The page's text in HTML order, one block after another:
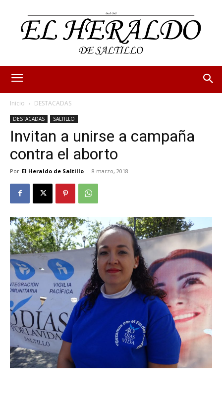
Inicio DESTACADAS
DESTACADAS SALTILLO
Invitan a unirse a campaña
contra el aborto
Por El Heraldo de Saltillo - 8 marzo, 2018